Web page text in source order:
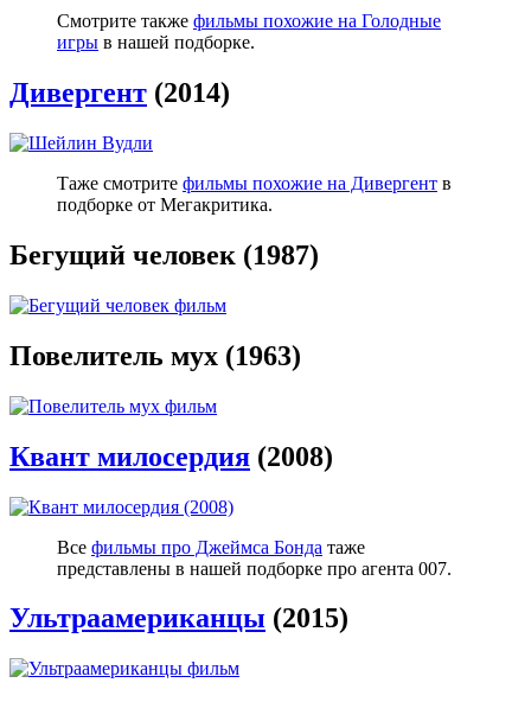
Смотрите также фильмы похожие на Голодные
игры в нашей подборке.
Дивергент (2014)
Таже смотрите фильмы похожие на Дивергент в
подборке от Мегакритика.
Бегущий человек (1987)
Повелитель мух (1963)
Квант милосердия (2008)
Все фильмы про Джеймса Бонда таже
представлены в нашей подборке про агента 007.
Ультраамериканцы (2015)